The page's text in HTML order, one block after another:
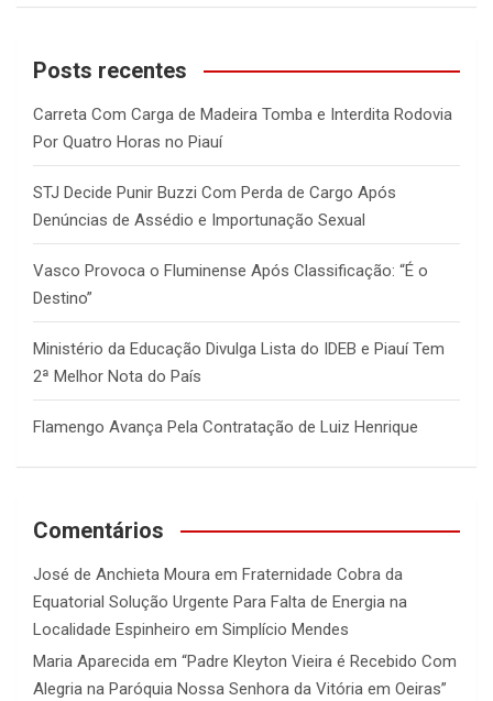
a
c
Posts recentes
Carreta Com Carga de Madeira Tomba e Interdita Rodovia
Por Quatro Horas no Piauí
STJ Decide Punir Buzzi Com Perda de Cargo Após
Denúncias de Assédio e Importunação Sexual
Vasco Provoca o Fluminense Após Classificação: “É o
Destino”
Ministério da Educação Divulga Lista do IDEB e Piauí Tem
2ª Melhor Nota do País
Flamengo Avança Pela Contratação de Luiz Henrique
Comentários
José de Anchieta Moura em Fraternidade Cobra da
Equatorial Solução Urgente Para Falta de Energia na
Localidade Espinheiro em Simplício Mendes
Maria Aparecida em “Padre Kleyton Vieira é Recebido Com
Alegria na Paróquia Nossa Senhora da Vitória em Oeiras”